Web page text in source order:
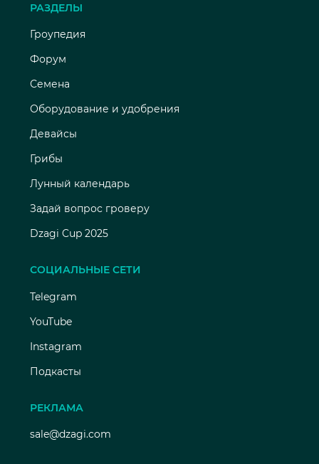
РАЗДЕЛЫ
Гроупедия
Форум
Семена
Оборудование и удобрения
Девайсы
Грибы
Лунный календарь
Задай вопрос гроверу
Dzagi Cup 2025
СОЦИАЛЬНЫЕ СЕТИ
Telegram
YouTube
Instagram
Подкасты
РЕКЛАМА
sale@dzagi.com